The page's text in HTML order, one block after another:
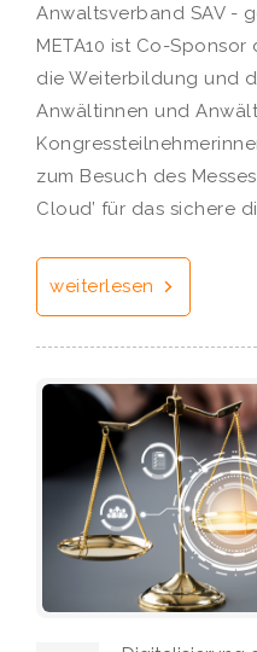
Anwaltsverband SAV -
META10 ist Co-
die Weiterbildung und
Anwältinnen und
zum Besuch des
Cloud’ für das sichere
weiterlesen